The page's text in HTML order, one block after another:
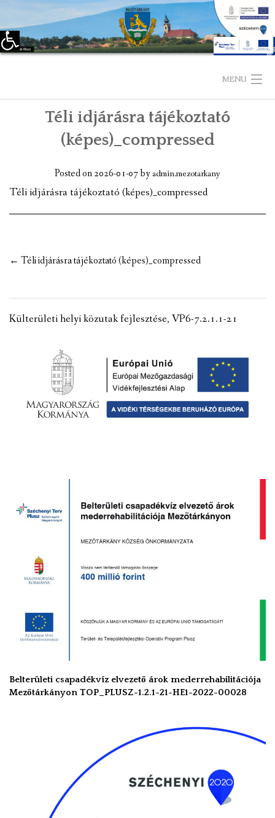
Eszköztár megnyitása
MENU
KEZDŐLAP
TELEPÜLÉSÜNKRŐL
LÁTNIVALÓK
KÉPVISELŐ-TESTÜLET
NEMZETISÉGI ÖNKORMÁNYZAT
TÁRSULÁS
PÁLYÁZATOK
HIRDETMÉNYEK
Téli idjárásra tájékoztató
(képes)_compressed
Posted on2026-01-07byadmin.mezotarkany
Téli idjárásra tájékoztató (képes)_compressed
Post
← Téli idjárásra tájékoztató (képes)_compressed
Külterületi helyi közutak fejlesztése, VP6-7.2.1.1-21
Belterületi csapadékvíz elvezető árok mederrehabilitációja
Mezőtárkányon TOP_PLUSZ-1.2.1-21-HE1-2022-00028